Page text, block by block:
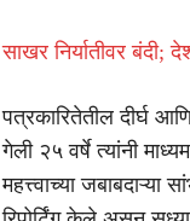
साखर निर्यातीवर बंदी;
पत्रकारितेतील दीर्घ
गेली २५ वर्षे त्यांनी
महत्त्वाच्या